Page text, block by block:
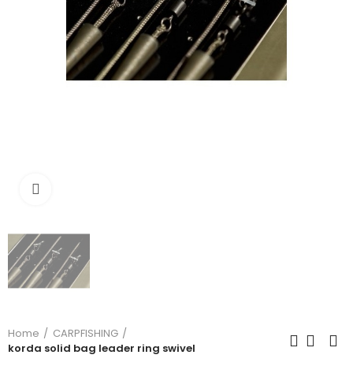
Home
CARPFISHING
korda solid bag leader ring swivel